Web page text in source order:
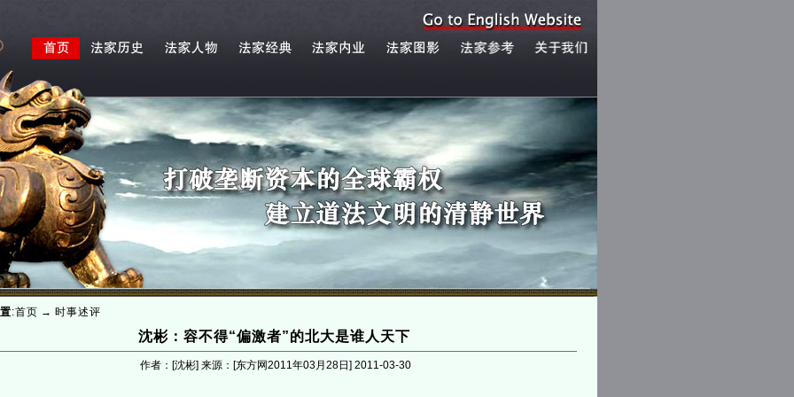
:首页 → 时事述评
沈彬：容不得“偏激者”的北大是谁人天下
作者：[沈彬] 来源：[东方网2011年03月28日] 2011-03-30